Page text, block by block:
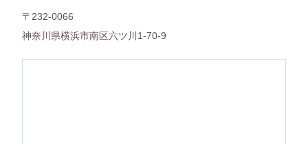
〒232-0066
神奈川県横浜市南区六ツ川1-70-9